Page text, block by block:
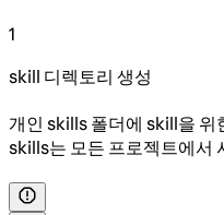
1
skill 디렉토리 생성
개인 skills 폴더에 skill을 위
skills는 모든 프로젝트에서